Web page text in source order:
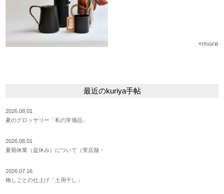
+more
最近のkuriya手帖
2026.08.01
夏のグロッサリー「私の常備品」
2026.08.01
夏期休業（盆休み）について（実店舗・
2026.07.16
梅しごとの仕上げ「土用干し」